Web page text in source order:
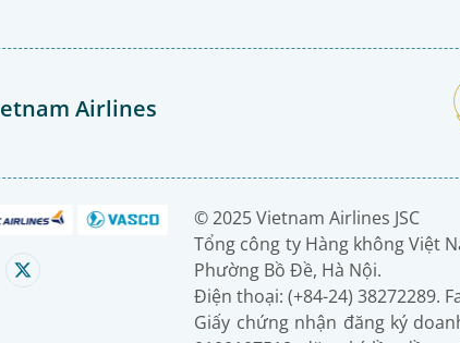
Airlines
© 2025 Vietnam Airlines JSC
Tổng công ty Hàng không Việt
Phường Bồ Đề, Hà Nội.
Điện thoại: (+84-24) 38272289.
Giấy chứng nhận đăng ký